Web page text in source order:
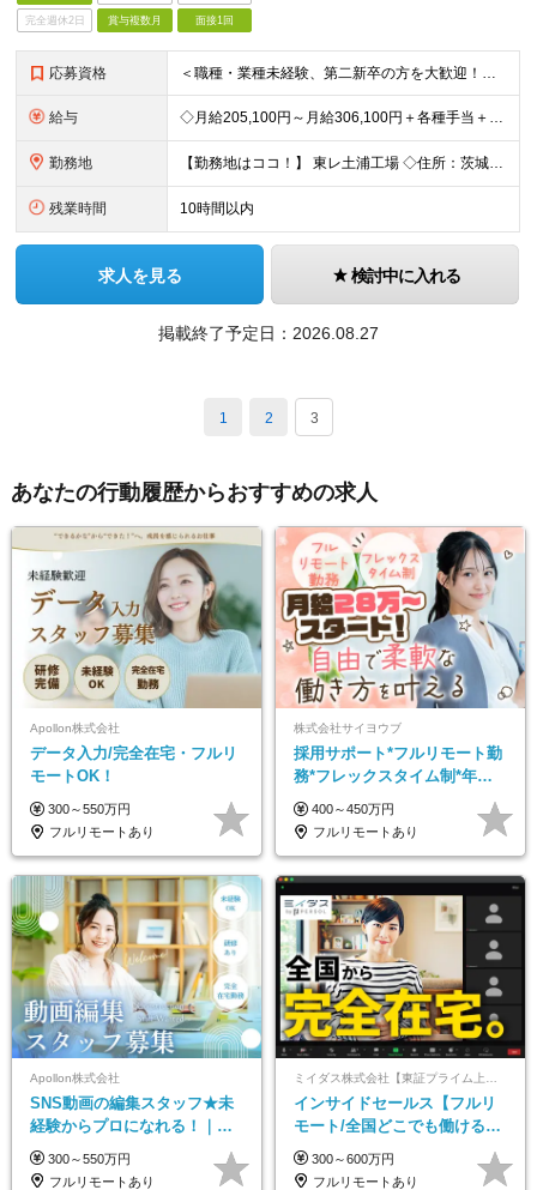
完全週休2日 賞与複数月 面接1回
応募資格 ＜職種・業種未経験、第二新卒の方を大歓迎！＞ これまでの経験や専門知識は一切問いません！ 「東レで正社員として頑張りたい」という意欲を重視した採用です★ 【応募条件】 ・高卒以上の方 ＜こんな方を
給与 ◇月給205,100円～月給306,100円＋各種手当＋賞与年2回 ※一律支給：交代手当（2万5,000円）が月給に含まれます。 ※経験・能力を考慮したうえで決定 ※時間外手当は別途、全額支給 ※試
勤務地 【勤務地はココ！】 東レ土浦工場 ◇住所：茨城県土浦市北神立町2-1 ★嬉しい【転勤なし】！腰を据えて働けます！ ＜気になるアクセス方法は？＞ 【マイカー・バイク通勤の方】 もちろん車通勤OK！（広
残業時間 10時間以内
求人を見る 検討中に入れる
掲載終了予定日： 2026.08.27
1 2 3
あなたの行動履歴からおすすめの求人
Apollon株式会社
データ入力/完全在宅・フルリ
モートOK！
300～550万円
フルリモートあり
株式会社サイヨウブ
採用サポート*フルリモート勤
務*フレックスタイム制*年休
120日*土日祝休み*残業ほぼな
し*育児中社員8割以上
400～450万円
フルリモートあり
Apollon株式会社
SNS動画の編集スタッフ★未
経験からプロになれる！｜お
うちで働くフルリモート｜残
業ゼロで18時退勤◎
300～550万円
フルリモートあり
インサイドセールス【フルリ
モート/全国どこでも働ける】
未経験OK*土日祝休み*残業少
なめ*在宅勤務手当あり
300～600万円
フルリモートあり